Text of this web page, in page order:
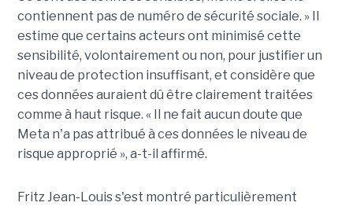
contiennent pas de numéro de sécurité sociale. » Il
estime que certains acteurs ont minimisé cette
sensibilité, volontairement ou non, pour justifier un
niveau de protection insuffisant, et considère que
ces données auraient dû être clairement traitées
comme à haut risque. « Il ne fait aucun doute que
Meta n'a pas attribué à ces données le niveau de
risque approprié », a-t-il affirmé.
Fritz Jean-Louis s'est montré particulièrement